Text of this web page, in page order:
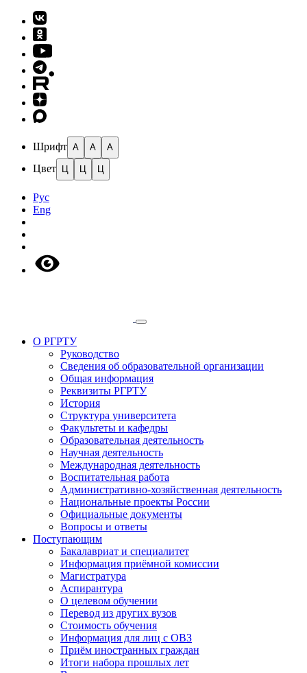
Шрифт A A A
Цвет Ц Ц Ц
Рус
Eng
О РГРТУ
Руководство
Сведения об образовательной организации
Общая информация
Реквизиты РГРТУ
История
Структура университета
Факультеты и кафедры
Образовательная деятельность
Научная деятельность
Международная деятельность
Воспитательная работа
Административно-хозяйственная деятельность
Национальные проекты России
Официальные документы
Вопросы и ответы
Поступающим
Бакалавриат и специалитет
Информация приёмной комиссии
Магистратура
Аспирантура
О целевом обучении
Перевод из других вузов
Стоимость обучения
Информация для лиц с ОВЗ
Приём иностранных граждан
Итоги набора прошлых лет